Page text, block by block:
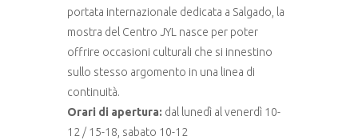
portata internazionale dedicata a Salgado, la
mostra del Centro JYL nasce per poter
offrire occasioni culturali che si innestino
sullo stesso argomento in una linea di
continuità.
Orari di apertura: dal lunedì al venerdì 10-
12 / 15-18, sabato 10-12